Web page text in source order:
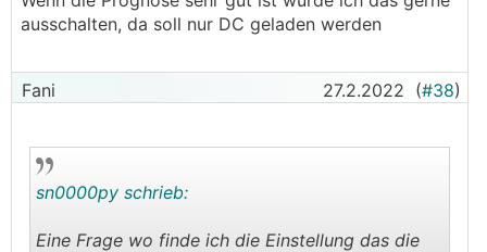
ausschalten, da soll nur DC geladen werden
Fani 27.2.2022 (#38)
sn0000py schrieb:
Eine Frage wo finde ich die Einstellung das die